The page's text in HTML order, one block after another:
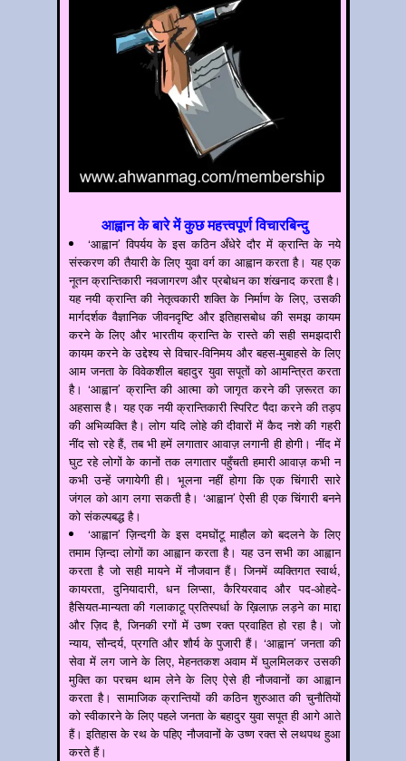
आह्वान के बारे में कुछ महत्त्वपूर्ण विचारबिन्दु
‘आह्वान’ विपर्यय के इस कठिन अँधेरे दौर में क्रान्ति के नये
संस्करण की तैयारी के लिए युवा वर्ग का आह्वान करता है। यह एक
नूतन क्रान्तिकारी नवजागरण और प्रबोधन का शंखनाद करता है।
यह नयी क्रान्ति की नेतृत्वकारी शक्ति के निर्माण के लिए, उसकी
मार्गदर्शक वैज्ञानिक जीवनदृष्टि और इतिहासबोध की समझ कायम
करने के लिए और भारतीय क्रान्ति के रास्ते की सही समझदारी
कायम करने के उद्देश्य से विचार-विनिमय और बहस-मुबाहसे के लिए
आम जनता के विवेकशील बहादुर युवा सपूतों को आमन्त्रित करता
है। ‘आह्वान’ क्रान्ति की आत्मा को जागृत करने की ज़रूरत का
अहसास है। यह एक नयी क्रान्तिकारी स्पिरिट पैदा करने की तड़प
की अभिव्यक्ति है। लोग यदि लोहे की दीवारों में कैद नशे की गहरी
नींद सो रहे हैं, तब भी हमें लगातार आवाज़ लगानी ही होगी। नींद में
घुट रहे लोगों के कानों तक लगातार पहुँचती हमारी आवाज़ कभी न
कभी उन्हें जगायेगी ही। भूलना नहीं होगा कि एक चिंगारी सारे
जंगल को आग लगा सकती है। ‘आह्वान’ ऐसी ही एक चिंगारी बनने
को संकल्पबद्ध है।
‘आह्वान’ ज़िन्दगी के इस दमघोंटू माहौल को बदलने के लिए
तमाम ज़िन्दा लोगों का आह्वान करता है। यह उन सभी का आह्वान
करता है जो सही मायने में नौजवान हैं। जिनमें व्यक्तिगत स्वार्थ,
कायरता, दुनियादारी, धन लिप्सा, कैरियरवाद और पद-ओहदे-
हैसियत-मान्यता की गलाकाटू प्रतिस्पर्धा के ख़िलाफ़ लड़ने का माद्दा
और ज़िद है, जिनकी रगों में उष्ण रक्त प्रवाहित हो रहा है। जो
न्याय, सौन्दर्य, प्रगति और शौर्य के पुजारी हैं। ‘आह्वान’ जनता की
सेवा में लग जाने के लिए, मेहनतकश अवाम में घुलमिलकर उसकी
मुक्ति का परचम थाम लेने के लिए ऐसे ही नौजवानों का आह्वान
करता है। सामाजिक क्रान्तियों की कठिन शुरुआत की चुनौतियों
को स्वीकारने के लिए पहले जनता के बहादुर युवा सपूत ही आगे आते
हैं। इतिहास के रथ के पहिए नौजवानों के उष्ण रक्त से लथपथ हुआ
करते हैं।